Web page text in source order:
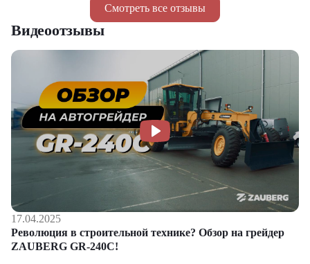
Смотреть все отзывы
Видеоотзывы
17.04.2025
Революция в строительной технике? Обзор на грейдер
ZAUBERG GR-240C!